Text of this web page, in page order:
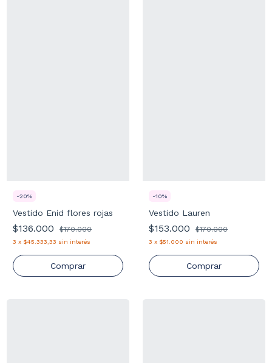
-20%
Vestido Enid flores rojas
$136.000 $170.000
3 x $45.333,33 sin interés
Comprar
-10%
Vestido Lauren
$153.000 $170.000
3 x $51.000 sin interés
Comprar